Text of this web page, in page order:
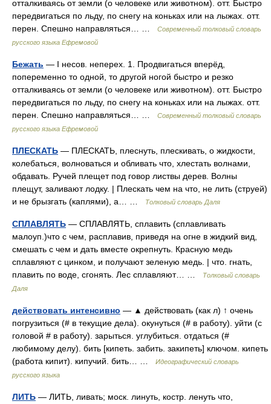
отталкиваясь от земли (о человеке или животном). отт. Быстро
передвигаться по льду, по снегу на коньках или на лыжах. отт.
перен. Спешно направляться… …
Современный толковый словарь
русского языка Ефремовой
Бежать — I несов. неперех. 1. Продвигаться вперёд,
попеременно то одной, то другой ногой быстро и резко
отталкиваясь от земли (о человеке или животном). отт. Быстро
передвигаться по льду, по снегу на коньках или на лыжах. отт.
перен. Спешно направляться… …
Современный толковый словарь
русского языка Ефремовой
ПЛЕСКАТЬ — ПЛЕСКАТЬ, плеснуть, плескивать, о жидкости,
колебаться, волноваться и обливать что, хлестать волнами,
обдавать. Ручей плещет под говор листвы дерев. Волны
плещут, заливают лодку. | Плескать чем на что, не лить (струей)
и не брызгать (каплями), а… …
Толковый словарь Даля
СПЛАВЛЯТЬ — СПЛАВЛЯТЬ, сплавить (сплавливать
малоуп.)что с чем, расплавив, приведя на огне в жидкий вид,
смешать с чем и дать вместе окрепнуть. Красную медь
сплавляют с цинком, и получают зеленую медь. | что. гнать,
плавить по воде, сгонять. Лес сплавляют… …
Толковый словарь
Даля
действовать интенсивно — ▲ действовать (как л) ↑ очень
погрузиться (# в текущие дела). окунуться (# в работу). уйти (с
головой # в работу). зарыться. углубиться. отдаться (#
любимому делу). бить [кипеть. забить. закипеть] ключом. кипеть
(работа кипит). кипучий. бить… …
Идеографический словарь
русского языка
ЛИТЬ — ЛИТЬ, ливать; моск. линуть, костр. ленуть что,